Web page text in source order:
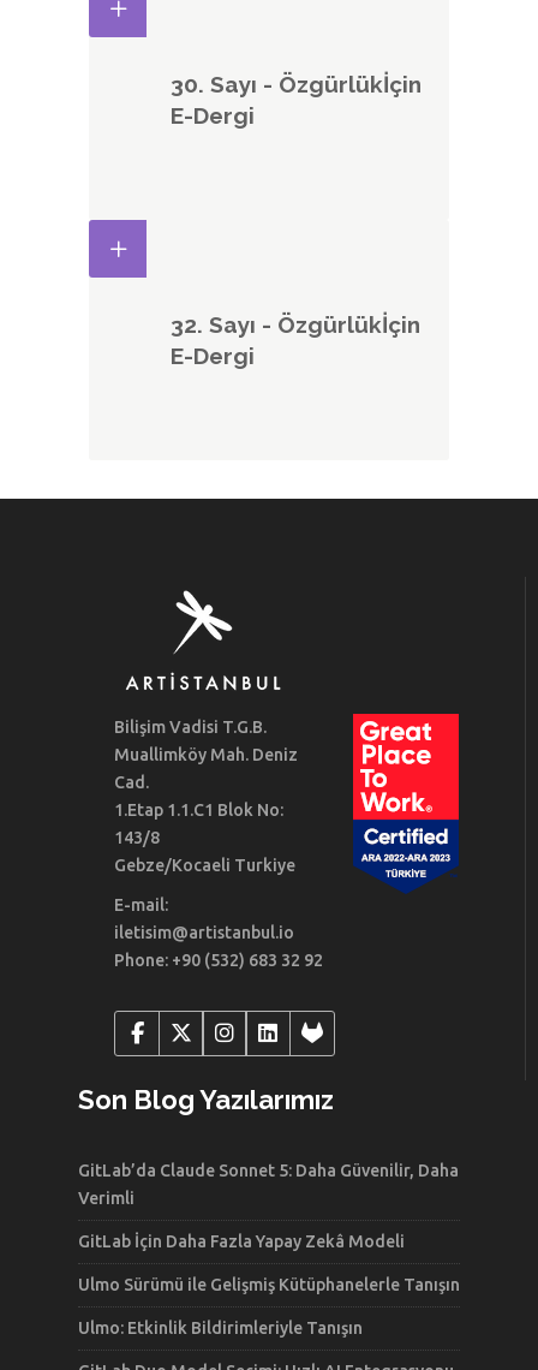
30. Sayı - Özgürlükİçin
E-Dergi
32. Sayı - Özgürlükİçin
E-Dergi
Bilişim Vadisi T.G.B.
Muallimköy Mah. Deniz
Cad.
1.Etap 1.1.C1 Blok No:
143/8
Gebze/Kocaeli Turkiye
E-mail:
iletisim@artistanbul.io
Phone: +90 (532) 683 32 92
Son Blog Yazılarımız
GitLab’da Claude Sonnet 5: Daha Güvenilir, Daha
Verimli
GitLab İçin Daha Fazla Yapay Zekâ Modeli
Ulmo Sürümü ile Gelişmiş Kütüphanelerle Tanışın
Ulmo: Etkinlik Bildirimleriyle Tanışın